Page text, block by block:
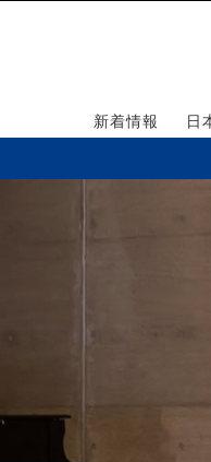
新着情報 日